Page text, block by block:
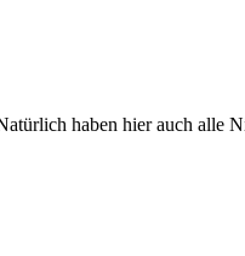
haben hier auch alle